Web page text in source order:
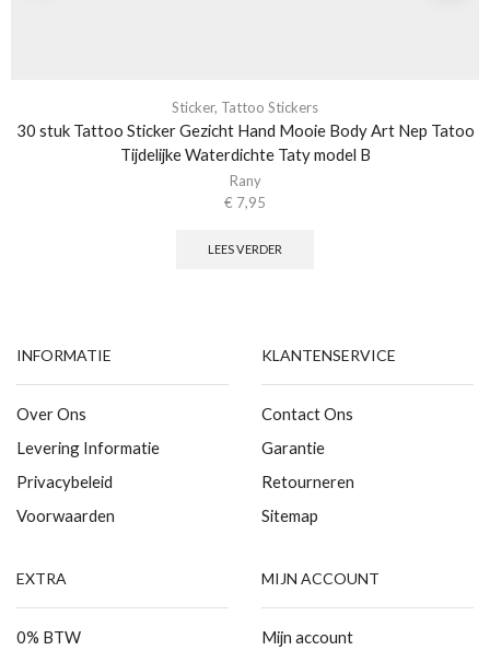
Sticker, Tattoo Stickers
30 stuk Tattoo Sticker Gezicht Hand Mooie Body Art Nep Tatoo
Tijdelijke Waterdichte Taty model B
Rany
€ 7,95
LEES VERDER
INFORMATIE
Over Ons
Levering Informatie
Privacybeleid
Voorwaarden
KLANTENSERVICE
Contact Ons
Garantie
Retourneren
Sitemap
EXTRA
0% BTW
MIJN ACCOUNT
Mijn account